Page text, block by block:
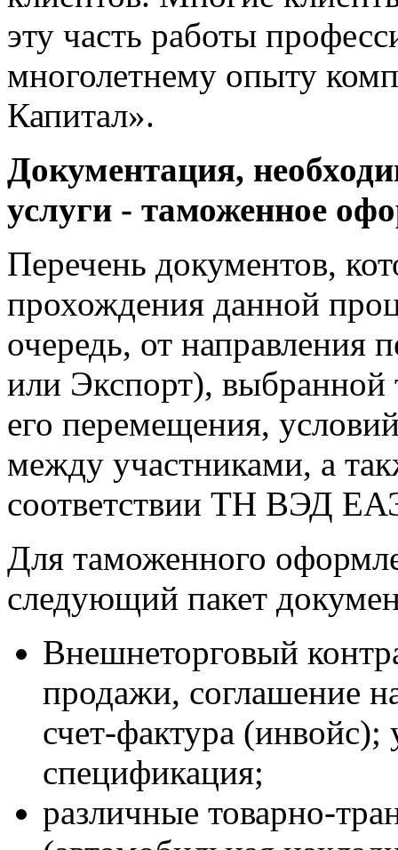
эту часть работы
многолетнему опыту
Капитал».
Документация,
услуги - таможенное
Перечень документов,
прохождения данной
очередь, от направления
или Экспорт),
его перемещения,
между участниками, а
соответствии ТН ВЭД
Для таможенного
следующий пакет
Внешнеторговый
продажи, соглашение
счет-фактура (инвойс);
спецификация;
различные товарно-